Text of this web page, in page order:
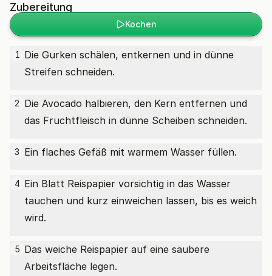
Zubereitung
Kochen
1 Die Gurken schälen, entkernen und in dünne
Streifen schneiden.
2 Die Avocado halbieren, den Kern entfernen und
das Fruchtfleisch in dünne Scheiben schneiden.
3 Ein flaches Gefäß mit warmem Wasser füllen.
4 Ein Blatt Reispapier vorsichtig in das Wasser
tauchen und kurz einweichen lassen, bis es weich
wird.
5 Das weiche Reispapier auf eine saubere
Arbeitsfläche legen.